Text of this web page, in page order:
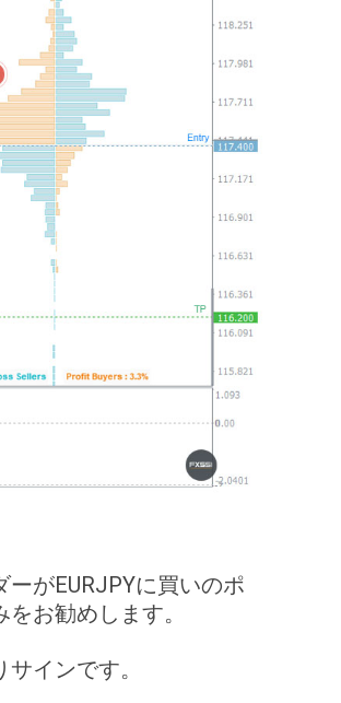
がEURJPYに買いのポ
お勧めします。
インです。